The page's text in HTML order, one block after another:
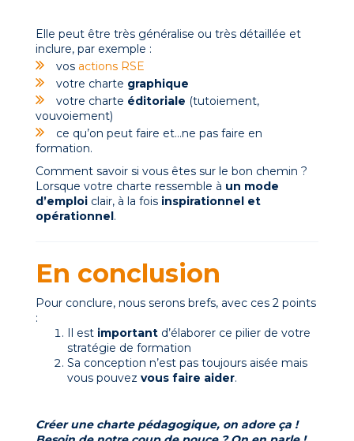
Elle peut être très généralise ou très détaillée et
inclure, par exemple :
vos actions RSE
votre charte graphique
votre charte éditoriale (tutoiement,
vouvoiement)
ce qu’on peut faire et…ne pas faire en
formation.
Comment savoir si vous êtes sur le bon chemin ?
Lorsque votre charte ressemble à un mode
d’emploi clair, à la fois inspirationnel et
opérationnel.
En conclusion
Pour conclure, nous serons brefs, avec ces 2 points
:
Il est important d’élaborer ce pilier de votre
stratégie de formation
Sa conception n’est pas toujours aisée mais
vous pouvez vous faire aider.
Créer une charte pédagogique, on adore ça !